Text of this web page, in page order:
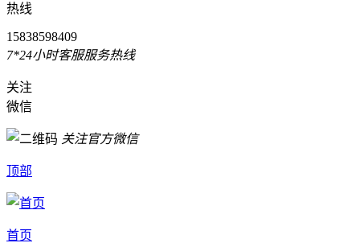
热线
15838598409
7*24小时客服服务热线
关注
微信
关注官方微信
顶部
首页